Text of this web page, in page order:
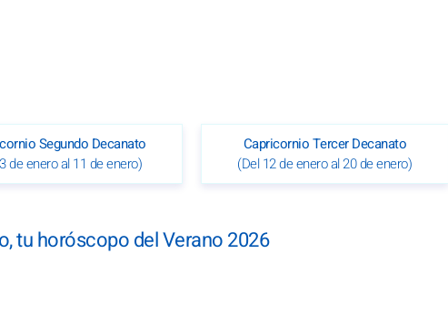
Segundo Decanato
de enero al 11 de enero)
Capricornio Tercer Decanato
(Del 12 de enero al 20 de enero)
tu horóscopo del Verano 2026